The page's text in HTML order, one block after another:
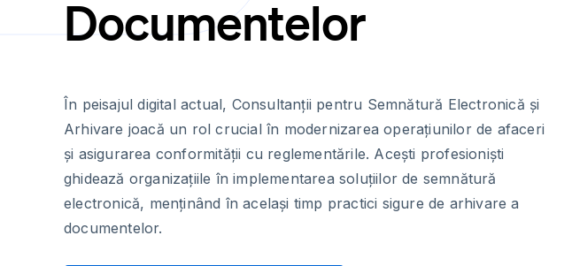
Documentelor
În peisajul digital actual, Consultanții pentru Semnătură Electronică și
Arhivare joacă un rol crucial în modernizarea operațiunilor de afaceri
și asigurarea conformității cu reglementările. Acești profesioniști
ghidează organizațiile în implementarea soluțiilor de semnătură
electronică, menținând în același timp practici sigure de arhivare a
documentelor.